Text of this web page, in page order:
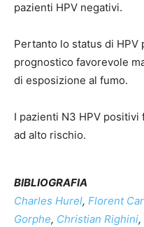
pazienti HPV negativi.
Pertanto lo status di HPV
prognostico favorevole
di esposizione al fumo.
I pazienti N3 HPV
ad alto rischio.
BIBLIOGRAFIA
Charles Hurel, Florent
Gorphe, Christian Righini,